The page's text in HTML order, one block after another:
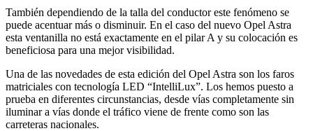
También dependiendo de la talla del conductor este fenómeno se
puede acentuar más o disminuir. En el caso del nuevo Opel Astra
esta ventanilla no está exactamente en el pilar A y su colocación es
beneficiosa para una mejor visibilidad.
Una de las novedades de esta edición del Opel Astra son los faros
matriciales con tecnología LED “IntelliLux”. Los hemos puesto a
prueba en diferentes circunstancias, desde vías completamente sin
iluminar a vías donde el tráfico viene de frente como son las
carreteras nacionales.